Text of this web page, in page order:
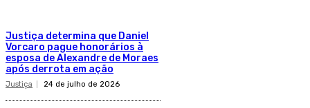
Justiça determina que Daniel
Vorcaro pague honorários à
esposa de Alexandre de Moraes
após derrota em ação
Justiça 24 de julho de 2026